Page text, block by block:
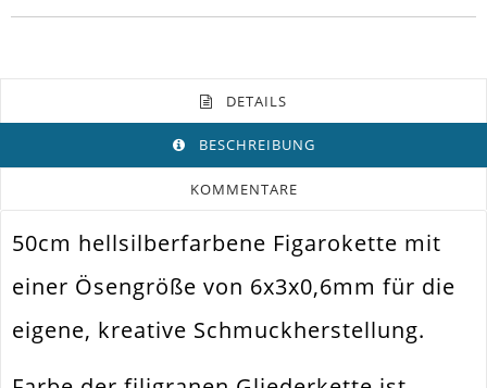
DETAILS
BESCHREIBUNG
KOMMENTARE
Farbe Hellsilber
Funktion Schmuck Kette
Spezifikation Figarokette
Ketten Herstellen. Ohrhänger
50cm hellsilberfarbene Figarokette mit
einer Ösengröße von 6x3x0,6mm für die
eigene, kreative Schmuckherstellung.